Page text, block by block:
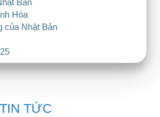
Bản
Hóa
của Nhật Bản
TIN TỨC